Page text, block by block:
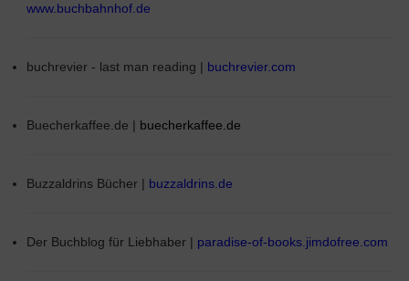
www.buchbahnhof.de
buchrevier - last man reading | buchrevier.com
Buecherkaffee.de | buecherkaffee.de
Buzzaldrins Bücher | buzzaldrins.de
Der Buchblog für Liebhaber | paradise-of-books.jimdofree.com